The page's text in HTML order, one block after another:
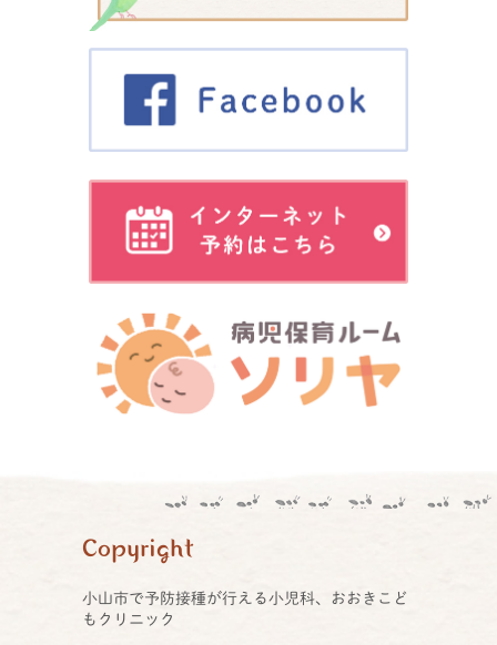
Copyright
小山市で予防接種が行える小児科、おおきこど
もクリニック